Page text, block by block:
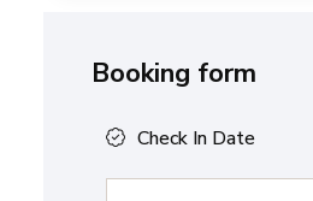
Booking form
Check In Date